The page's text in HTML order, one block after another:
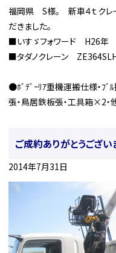
福岡県 S様。 新車４ｔクレ
だきました。
■いすゞフォワード H26年
■タダノクレーン
●ﾎﾞﾃﾞｰﾘｱ重機運搬仕様・ﾌﾞ
張・鳥居鉄板張・工具箱×2・
ご成約ありがとうござい
2014年7月31日